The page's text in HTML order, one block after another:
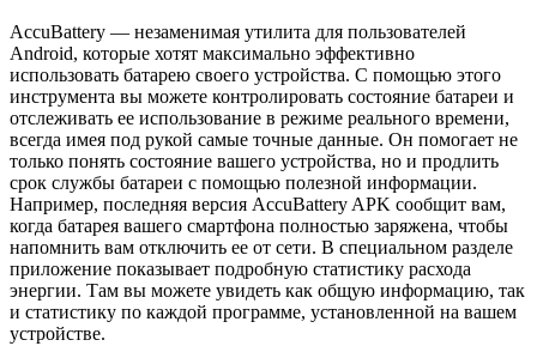
Accu​Battery — незаменимая утилита для пользователей
Android, которые хотят максимально эффективно
использовать батарею своего устройства. С помощью этого
инструмента вы можете контролировать состояние батареи и
отслеживать ее использование в режиме реального времени,
всегда имея под рукой самые точные данные. Он помогает не
только понять состояние вашего устройства, но и продлить
срок службы батареи с помощью полезной информации.
Например, последняя версия Accu​Battery APK сообщит вам,
когда батарея вашего смартфона полностью заряжена, чтобы
напомнить вам отключить ее от сети. В специальном разделе
приложение показывает подробную статистику расхода
энергии. Там вы можете увидеть как общую информацию, так
и статистику по каждой программе, установленной на вашем
устройстве.